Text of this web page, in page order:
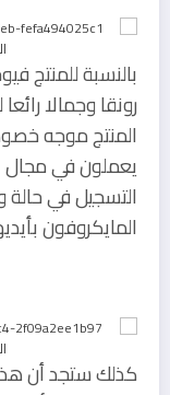
بالنسبة للمنتج
رونقا وجمالا
المنتج موجه
يعملون في مجال
التسجيل في
المايكروفون
كذلك ستجد أن